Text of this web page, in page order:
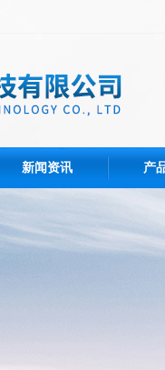
新闻资讯 产